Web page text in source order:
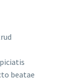
beatae